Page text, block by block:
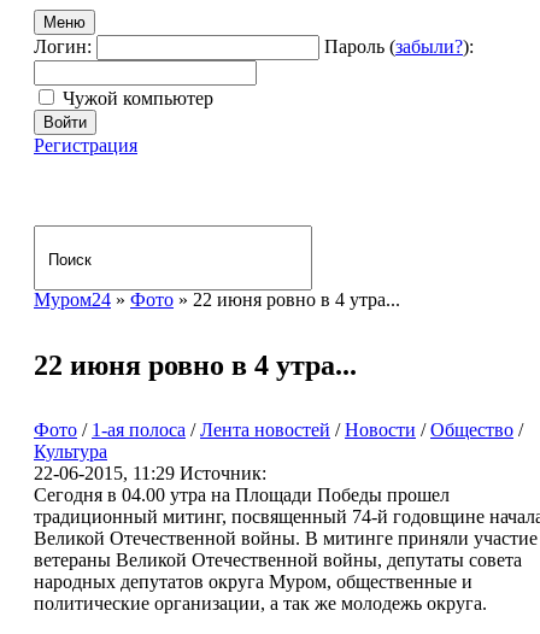
Меню
Логин: Пароль (забыли?):
Чужой компьютер
Войти
Регистрация
Муром24 » Фото » 22 июня ровно в 4 утра...
22 июня ровно в 4 утра...
Фото / 1-ая полоса /Лента новостей /Новости /Общество /
Культура
22-06-2015, 11:29 Источник:
Сегодня в 04.00 утра на Площади Победы прошел
традиционный митинг, посвященный 74-й годовщине
Великой Отечественной войны. В митинге приняли участие
ветераны Великой Отечественной войны, депутаты совета
народных депутатов округа Муром, общественные и
политические организации, а так же молодежь округа.